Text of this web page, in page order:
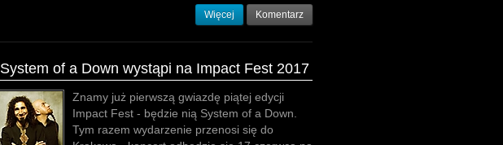
Więcej Komentarz
System of a Down wystąpi na Impact Fest 2017
Znamy już pierwszą gwiazdę piątej edycji
Impact Fest - będzie nią System of a Down.
Tym razem wydarzenie przenosi się do